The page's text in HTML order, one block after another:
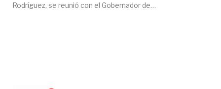
Rodríguez, se reunió con el Gobernador de…